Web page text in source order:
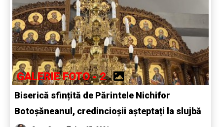
GALERIE FOTO - 2
Biserică sfințită de Părintele Nichifor
Botoșăneanul, credincioșii așteptați la slujbă